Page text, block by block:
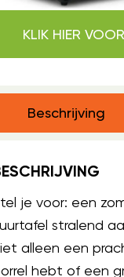
KLIK HIER
Beschrijving
je voor: een
stralend
alleen een
hebt of een